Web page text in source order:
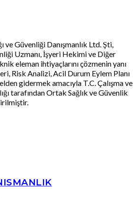
ve Güvenliği Danışmanlık Ltd. Şti,
Uzmanı, İşyeri Hekimi ve Diğer
eleman ihtiyaçlarını çözmenin yanı
Risk Analizi, Acil Durum Eylem Planı
gidermek amacıyla T.C. Çalışma ve
tarafından Ortak Sağlık ve Güvenlik